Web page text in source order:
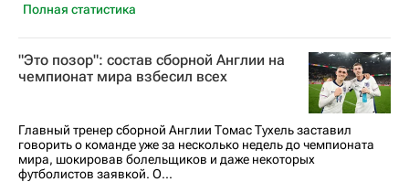
Полная статистика
"Это позор": состав сборной Англии на
чемпионат мира взбесил всех
Главный тренер сборной Англии Томас Тухель заставил
говорить о команде уже за несколько недель до чемпионата
мира, шокировав болельщиков и даже некоторых
футболистов заявкой. О...